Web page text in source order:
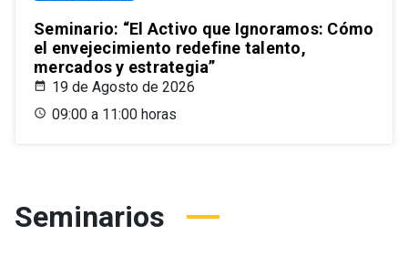
Seminario: “El Activo que Ignoramos: Cómo
el envejecimiento redefine talento,
mercados y estrategia”
19 de Agosto de 2026
09:00 a 11:00 horas
Seminarios